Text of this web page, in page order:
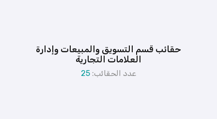
حقائب قسم التسويق والمبيعات وإدارة
العلامات التجارية
عدد الحقائب: 25